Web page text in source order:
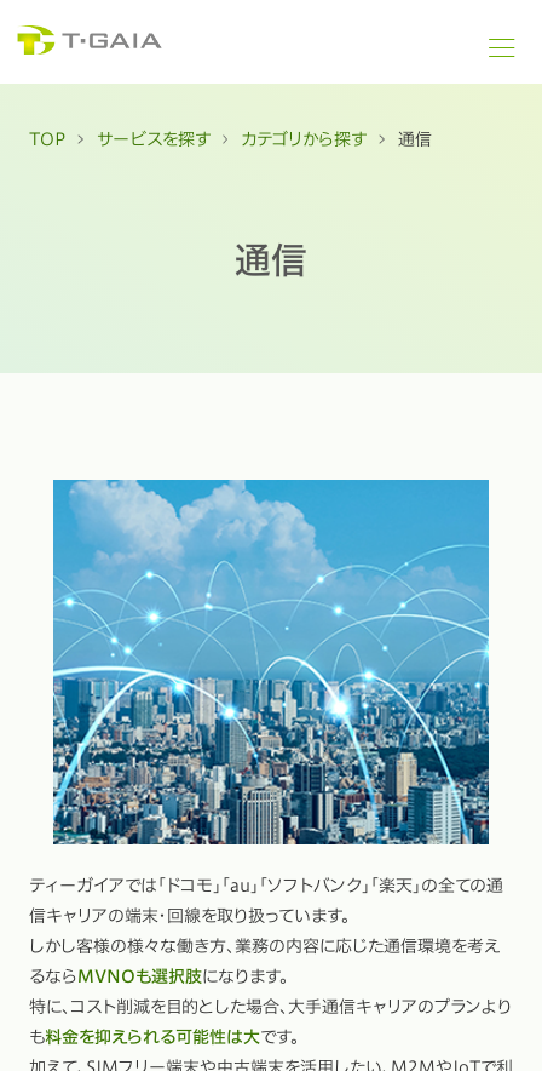
TOP サービスを探す カテゴリから探す 通信
通信
ティーガイアでは「ドコモ」「au」「ソフトバンク」「楽天」の全ての通
信キャリアの端末・回線を取り扱っています。
しかし客様の様々な働き方、業務の内容に応じた通信環境を考え
るならMVNOも選択肢になります。
特に、コスト削減を目的とした場合、大手通信キャリアのプランより
も料金を抑えられる可能性は大です。
加えて、SIMフリー端末や中古端末を活用したい、M2MやIoTで利